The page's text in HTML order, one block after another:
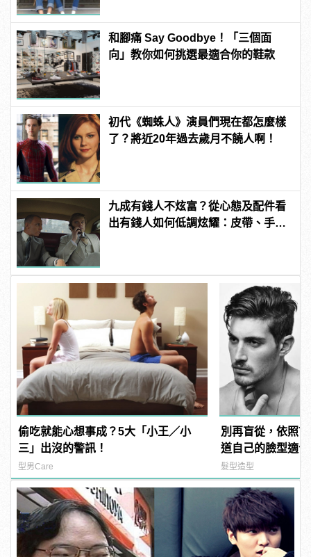
和腳痛 Say Goodbye！「三個面
向」教你如何挑選最適合你的鞋款
初代《蜘蛛人》演員們現在都怎麼樣
了？將近20年過去歲月不饒人啊！
九成有錢人不炫富？從心態及配件看
出有錢人如何低調炫耀：皮帶、手錶
偷吃就能心想事成？5大「小王／小
三」出沒的警訊！
型男Care
別再盲從，依照7
道自己的臉型適
髮型造型